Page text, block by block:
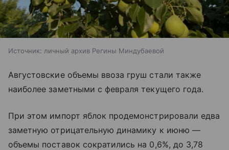
Источник: личный архив Регины Миндубаевой
Августовские объемы ввоза груш стали также
наиболее заметными с февраля текущего года.
При этом импорт яблок продемонстрировали едва
заметную отрицательную динамику к июню —
объемы поставок сократились на 0,6%, до 3,78